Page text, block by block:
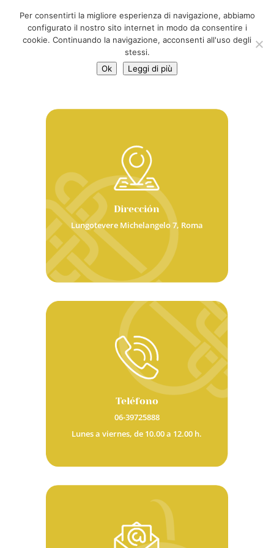
06 39725888
info@adventum.org
Dirección
Lungotevere Michelangelo 7, Roma
Teléfono
06-39725888
Lunes a viernes, de 10.00 a 12.00 h.
Per consentirti la migliore esperienza di navigazione, abbiamo
configurato il nostro sito internet in modo da consentire i
cookie. Continuando la navigazione, acconsenti all'uso degli
stessi.
Ok
Leggi di più